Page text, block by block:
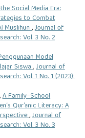
Social Media Era:
to Combat
Muslihun,Journal of
Vol. 3 No. 2
Model
Siswa,Journal of
Vol. 1 No. 1 (2023):
A Family–School
Qur’anic Literacy: A
,Journal of
Vol. 3 No. 3